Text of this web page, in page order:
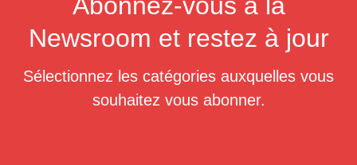
Newsroom et restez à jour
Sélectionnez les catégories auxquelles vous
souhaitez vous abonner.